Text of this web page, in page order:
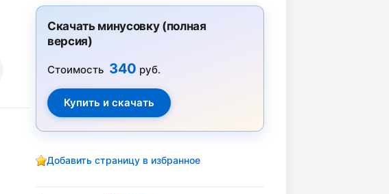
Скачать минусовку (полная
версия)
Стоимость 340 руб.
Добавить страницу в избранное